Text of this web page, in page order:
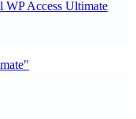
WP Access Ultimate